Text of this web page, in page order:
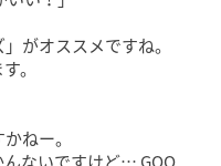
がオススメですね。
。
ねー。